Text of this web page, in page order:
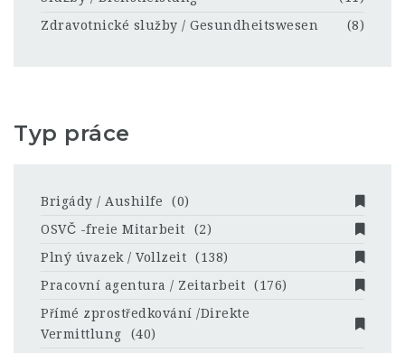
Zdravotnické služby / Gesundheitswesen
(8)
Typ práce
Brigády / Aushilfe
(0)
OSVČ -freie Mitarbeit
(2)
Plný úvazek / Vollzeit
(138)
Pracovní agentura / Zeitarbeit
(176)
Přímé zprostředkování /Direkte
Vermittlung
(40)